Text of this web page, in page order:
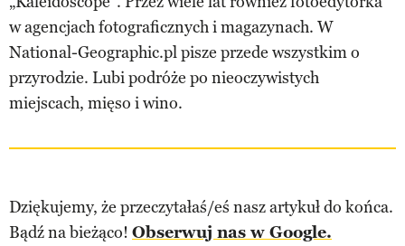
w agencjach fotograficznych i magazynach. W
National-Geographic.pl pisze przede wszystkim o
przyrodzie. Lubi podróże po nieoczywistych
miejscach, mięso i wino.
Dziękujemy, że przeczytałaś/eś nasz artykuł do końca.
Bądź na bieżąco! Obserwuj nas w Google.